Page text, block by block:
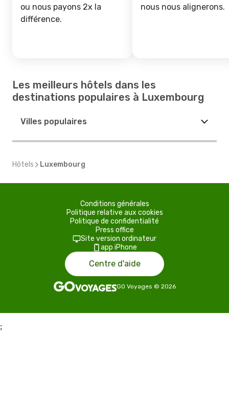
ou nous payons 2x la
différence.
nous nous alignerons.
Les meilleurs hôtels dans les
destinations populaires à Luxembourg
Villes populaires
Hôtels Luxembourg
Conditions générales
Politique relative aux cookies
Politique de confidentialité
Press office
Site version ordinateur
app iPhone
Centre d'aide
GO Voyages © 2026
;